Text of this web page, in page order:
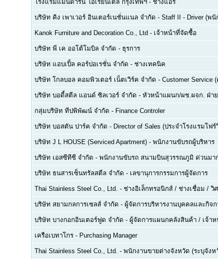
โรงแรมแมนดาริน โอเรียนเต็ล กรุงเทพฯ - ช่างแอร์
บริษัท คิง เพาเวอร์ อินเตอร์เนชั่นแนล จำกัด - Staff II - Driver (พ
Kanok Furniture and Decoration Co., Ltd - เจ้าหน้าที่จัดซื้อ
บริษัท พี เค ออโต้โมบิล จำกัด - ธุรการ
บริษัท แอบเปิ้ล คอร์ปอเรชั่น จำกัด - ช่างเทคนิค
บริษัท โกลบอล คอมพิวเตอร์ เน็ตเวิร์ค จำกัด - Customer Service
บริษัท บอดี้สตีล แอนด์ ซิลเวอร์ จำกัด - หัวหน้าแผนก/ผช.ผจก. ฝ่า
กลุ่มบริษัท ทีปพิพัฒน์ จำกัด - Finance Controler
บริษัท บอสตัน ปาร์ค จำกัด - Director of Sales (ประจำโรงแรมโ
บริษัท J L HOUSE (Serviced Apartment) - พนักงานขับรถผู้บริหาร
บริษัท เอสซีทีซี จำกัด - พนักงานขับรถ สนามบินสุวรรณภูมิ ด่วนมา
บริษัท ธนสารเซ็นทรัลสตีล จำกัด - เลขานุการกรรมการผู้จัดการ
Thai Stainless Steel Co., Ltd. - ช่างอิเล็กทรอนิกส์ / ช่างเชื่อม / วิ
บริษัท สยามกลการเซลส์ จำกัด - ผู้จัดการบริหารงานบุคคลและกิจก
บริษัท บางกอกอินเตอร์ฟูด จำกัด - ผู้จัดการแผนกคลังสินค้า / เจ้า
เครือเบทาโกร - Purchasing Manager
Thai Stainless Steel Co., Ltd. - พนักงานขายต่างจังหวัด (ระบุจังห